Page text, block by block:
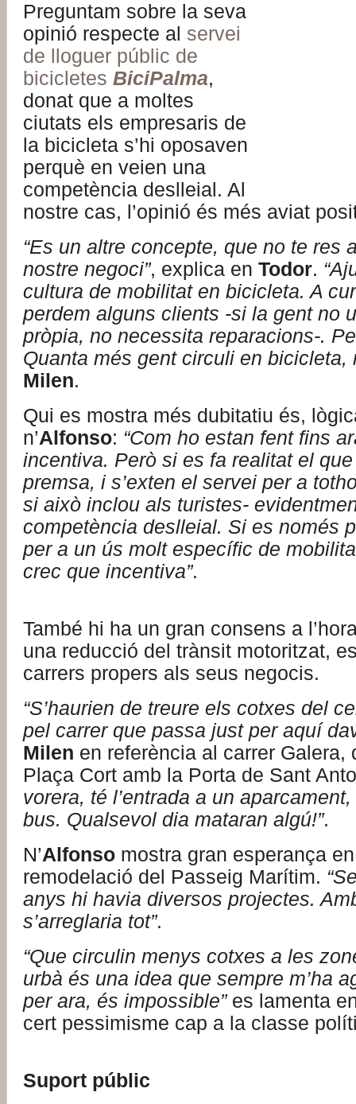
Preguntam sobre la seva
opinió respecte al servei
de lloguer públic de
bicicletes BiciPalma,
donat que a moltes
ciutats els empresaris de
la bicicleta s’hi oposaven
perquè en veien una
competència deslleial. Al
nostre cas, l’opinió és més aviat
“Es un altre concepte, que no te res
nostre negoci”, explica en Todor.
cultura de mobilitat en bicicleta. A
perdem alguns clients -si la gent no
pròpia, no necessita reparacions-.
Quanta més gent circuli en bicicleta,
Milen.
Qui es mostra més dubitatiu és,
n’Alfonso: “Com ho estan fent fins
incentiva. Però si es fa realitat el
premsa, i s’exten el servei per a
si això inclou als turistes-
competència deslleial. Si es només
per a un ús molt específic de
crec que incentiva”.
També hi ha un gran consens a
una reducció del trànsit motoritzat,
carrers propers als seus negocis.
“S’haurien de treure els cotxes del
pel carrer que passa just per aquí
Milen en referència al carrer Galera,
Plaça Cort amb la Porta de Sant
vorera, té l’entrada a un
bus. Qualsevol dia mataran algú!”.
N’Alfonso mostra gran esperança
remodelació del Passeig Marítim.
anys hi havia diversos projectes.
s’arreglaria tot”.
“Que circulin menys cotxes a les
urbà és una idea que sempre m’ha
per ara, és impossible”es lamenta
cert pessimisme cap a la classe
Suport públic